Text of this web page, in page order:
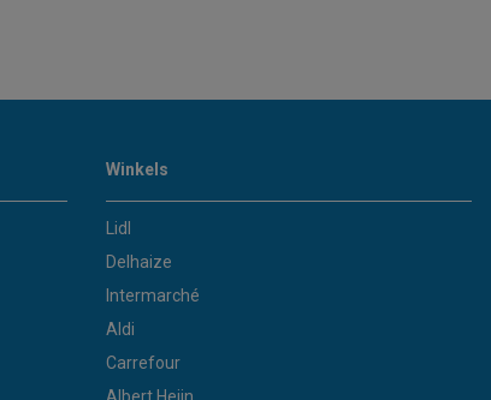
Winkels
Lidl
Delhaize
Intermarché
Aldi
Carrefour